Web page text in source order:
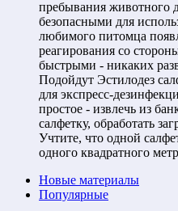
пребывания животного
безопасными для
любимого питомца
реагирования со
быстрыми - никаких
Подойдут Эстилодез
для экспресс-
простое - извлечь из
салфетку, обработать
Учтите, что одной
одного квадратного
Новые материалы
Популярные